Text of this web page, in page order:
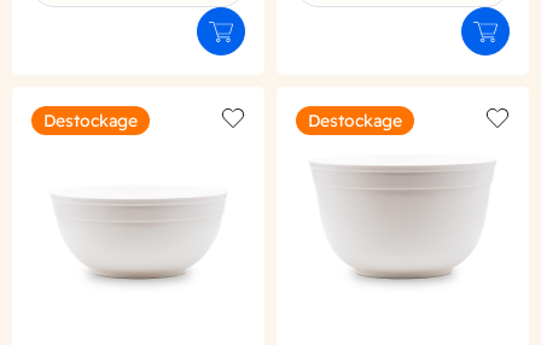
Ajouter au panier
Destockage
Add to wishlist
Destockage